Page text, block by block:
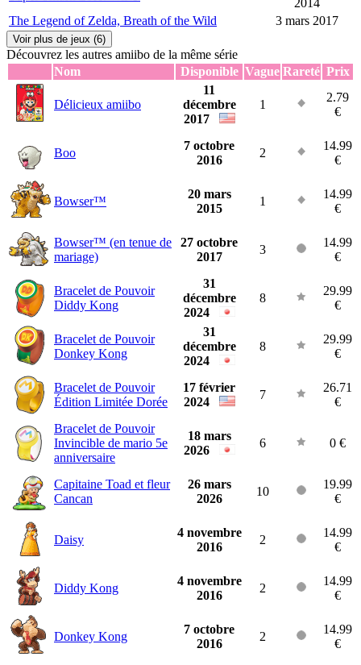
2014
The Legend of Zelda, Breath of the Wild
3 mars 2017
Voir plus de jeux (6)
Découvrez les autres amiibo de la même série
Nom
Disponible Vague Rareté Prix
Délicieux amiibo
11
décembre
2017
1
2.79
€
Boo
7 octobre
2016
2
14.99
€
Bowser™
20 mars
2015
1
14.99
€
Bowser™ (en tenue de
mariage)
27 octobre
2017
3
14.99
€
Bracelet de Pouvoir
Diddy Kong
31
décembre
2024
8
29.99
€
Bracelet de Pouvoir
Donkey Kong
31
décembre
2024
8
29.99
€
Bracelet de Pouvoir
Édition Limitée Dorée
17 février
2024
7
26.71
€
Bracelet de Pouvoir
Invincible de mario 5e
anniversaire
18 mars
2026
6 0 €
Capitaine Toad et fleur
Cancan
26 mars
2026
10
19.99
€
Daisy
4 novembre
2016
2
14.99
€
Diddy Kong
4 novembre
2016
2
14.99
€
Donkey Kong
7 octobre
2016
2
14.99
€